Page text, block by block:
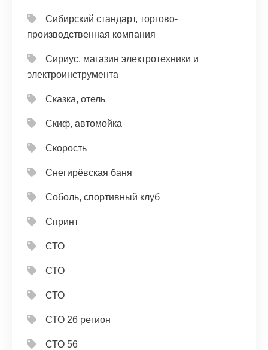
Сибирский стандарт, торгово-
производственная компания
Сириус, магазин электротехники и
электроинструмента
Сказка, отель
Скиф, автомойка
Скорость
Снегирёвская баня
Соболь, спортивный клуб
Спринт
СТО
СТО
СТО
СТО 26 регион
СТО 56